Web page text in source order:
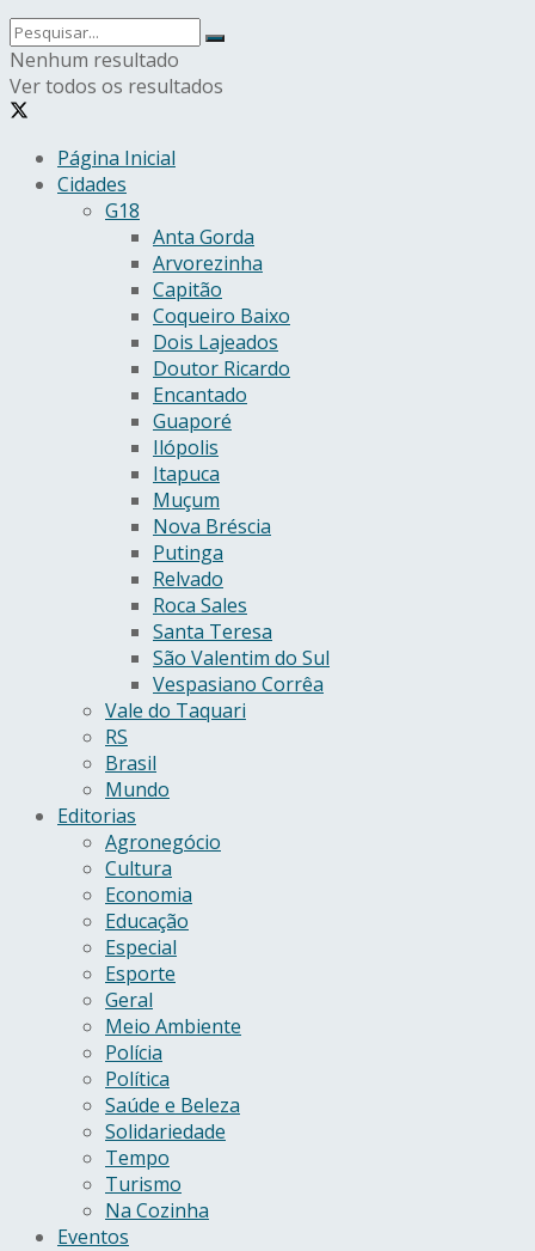
Nenhum resultado
Ver todos os resultados
Página Inicial
Cidades
G18
Anta Gorda
Arvorezinha
Capitão
Coqueiro Baixo
Dois Lajeados
Doutor Ricardo
Encantado
Guaporé
Ilópolis
Itapuca
Muçum
Nova Bréscia
Putinga
Relvado
Roca Sales
Santa Teresa
São Valentim do Sul
Vespasiano Corrêa
Vale do Taquari
RS
Brasil
Mundo
Editorias
Agronegócio
Cultura
Economia
Educação
Especial
Esporte
Geral
Meio Ambiente
Polícia
Política
Saúde e Beleza
Solidariedade
Tempo
Turismo
Na Cozinha
Eventos